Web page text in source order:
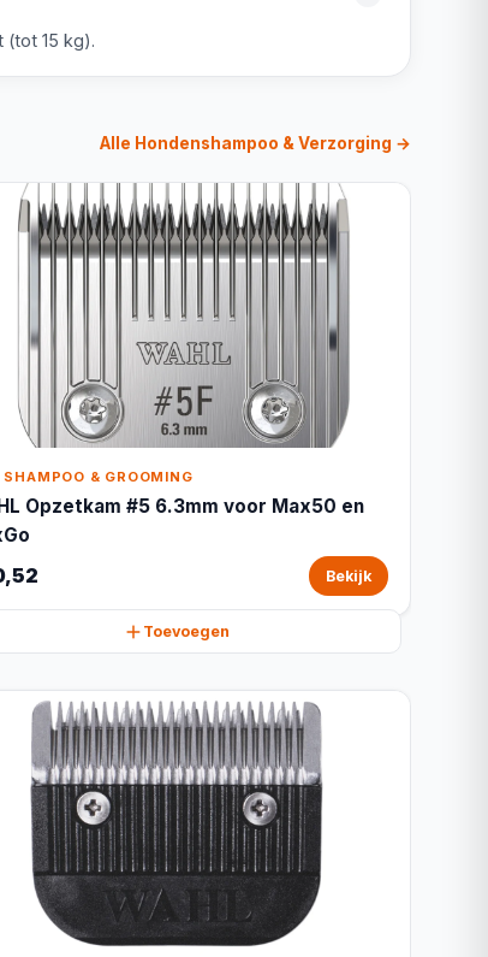
15 kg).
Alle Hondenshampoo & Verzorging →
SHAMPOO & GROOMING
Opzetkam #5 6.3mm voor Max50 en
Bekijk
Toevoegen